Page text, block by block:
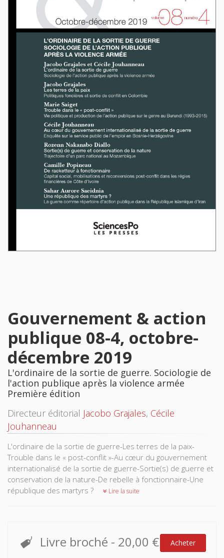
Gouvernement & action
publique 08-4, octobre-
décembre 2019
L'ordinaire de la sortie de guerre. Sociologie de
l'action publique après la violence armée
Première édition
Directeur éditorial Jacobo Grajales, Cécile
Jouhanneau
L'ordinaire de la sortie de guerre-Les terres de la paix-
Trouble dans le « post-conflit »-Au cœur du gouvernement
internationalisé de la sortie de guerre-Sortie(s) de guerre et
conservation de la nature-De rebelle à fonctionnaire-Une
république des martyrs ?
Lire la suite
Livre broché - 20,00 € Acheter